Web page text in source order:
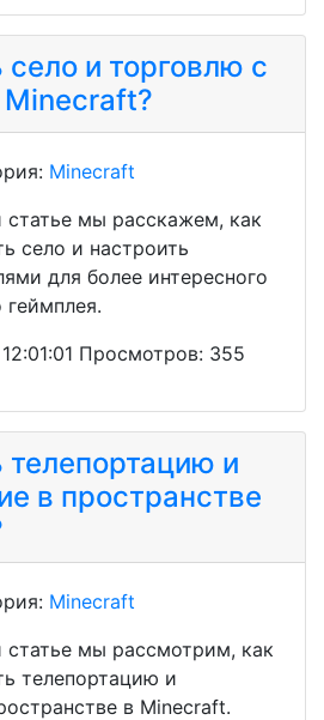
село и торговлю с
Minecraft
статье мы расскажем, как
село и настроить
для более интересного
геймплея.
Просмотров: 355
телепортацию и
в пространстве
Minecraft
статье мы рассмотрим, как
телепортацию и
в Minecraft.